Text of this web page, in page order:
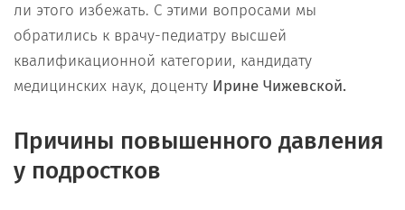
ли этого избежать. С этими вопросами мы
обратились к врачу-педиатру высшей
квалификационной категории, кандидату
медицинских наук, доценту Ирине Чижевской.
Причины повышенного давления
у подростков